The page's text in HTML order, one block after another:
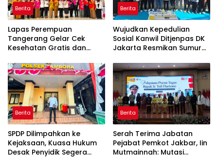
Berita
Lapas Perempuan
Tangerang Gelar Cek
Kesehatan Gratis dan
DNA bagi Petugas dan
Warga Binaan
Berita
Wujudkan Kepedulian
Sosial Kanwil Ditjenpas DK
Jakarta Resmikan Sumur
Berita
SPDP Dilimpahkan ke
Kejaksaan, Kuasa Hukum
Desak Penyidik Segera
Berita
Serah Terima Jabatan
Pejabat Pemkot Jakbar, Iin
Mutmainnah: Mutasi